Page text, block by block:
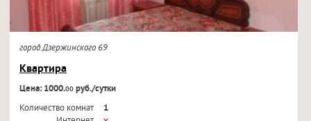
город Дзержинского 69
Квартира
Цена: 1000.00руб./сутки
Количество комнат
1